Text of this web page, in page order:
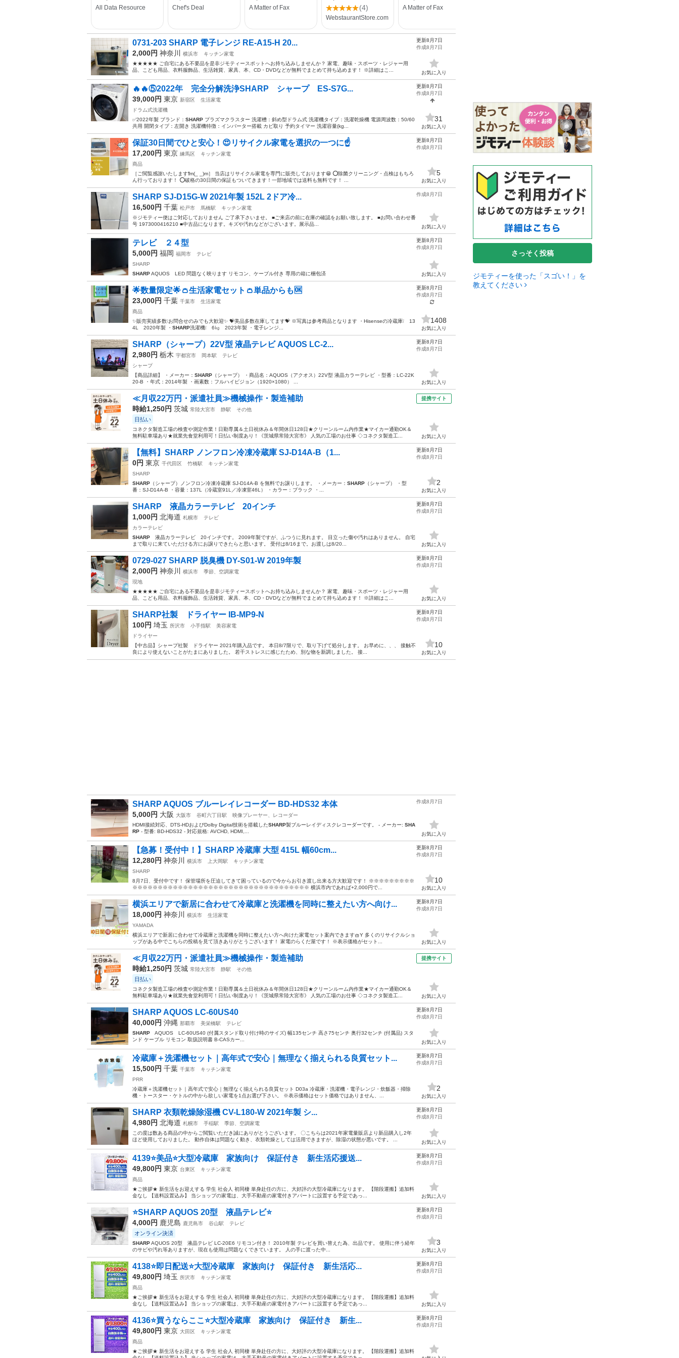
0731-203 SHARP 電子レンジ RE-A15-H 20...
2,000円 神奈川 横浜市
キッチン家電
★★★★★ ご自宅にある不要品を是非ジモティースポットへお持ち込みしませんか？ 家電、趣味・スポーツ・レジャー用
品、こども用品、衣料服飾品、生活雑貨、家具、本、CD・DVDなどが無料でまとめて持ち込めます！ ※詳細はこ...
更新8月7日
作成8月7日
お気に入り
🔥🔥⑤2022年 完全分解洗浄SHARP シャープ ES-S7G...
39,000円 東京 新宿区
生活家電
ドラム式洗濯機
✅2022年製 ブランド： SHARP プラズマクラスター 洗濯槽：斜め型ドラム式 洗濯機タイプ：洗濯乾燥機 電源周波数：50/60
共用 開閉タイプ：左開き 洗濯機特徴：インバーター搭載 カビ取り 予約タイマー 洗濯容量(kg...
更新8月7日
作成8月7日
31
お気に入り
保証30日間でひと安心！😍リサイクル家電を選択の一つに☝
17,200円 東京 練馬区
キッチン家電
商品
［ご閲覧感謝いたします❗m(_ _)m］ 当店はリサイクル家電を専門に販売しております😁 ⭕除菌クリーニング・点検はもちろ
ん行っております！ ⭕破格の30日間の保証もついてきます！一部地域では送料も無料です！ ...
更新8月7日
作成8月7日
5
お気に入り
SHARP SJ-D15G-W 2021年製 152L 2ドア冷...
16,500円 千葉 松戸市 馬橋駅
キッチン家電
※ジモティー便はご対応しておりません ご了承下さいませ。 ■ご来店の前に在庫の確認をお願い致します。 ■お問い合わせ番
号 1973000416210 ■中古品になります。キズや汚れなどがございます。展示品...
作成8月7日
お気に入り
テレビ ２４型
5,000円 福岡 福岡市
テレビ
SHARP
SHARPAQUOS LED 問題なく映ります リモコン、ケーブル付き 専用の箱に梱包済
更新8月7日
作成8月7日
お気に入り
🌟数量限定🌟👛生活家電セット👛単品からも🆗
23,000円 千葉 千葉市
生活家電
商品
✨販売実績多数❕お問合せのみでも大歓迎✨ 💝美品多数在庫してます💝 ※写真は参考商品となります ・Hisenseの冷蔵庫❕ 13
4L 2020年製 ・ SHARP洗濯機❕ 6㎏ 2023年製 ・電子レンジ...
更新8月7日
作成8月7日
1408
お気に入り
SHARP（シャープ）22V型 液晶テレビ AQUOS LC-2...
2,980円 栃木 宇都宮市 岡本駅
テレビ
シャープ
【商品詳細】 ・メーカー： SHARP （シャープ） ・商品名：AQUOS（アクオス）22V型 液晶カラーテレビ ・型番：LC-22K
20-B ・年式：2014年製 ・画素数：フルハイビジョン（1920×1080） ...
更新8月7日
作成8月7日
お気に入り
≪月収22万円・派遣社員≫機械操作・製造補助
時給1,250円 茨城 常陸大宮市 静駅 その他
日払い
コネクタ製造工場の検査や測定作業！日勤専属＆土日祝休み＆年間休日128日★クリーンルーム内作業★マイカー通勤OK＆
無料駐車場あり★就業先食堂利用可！日払い制度あり！《茨城県常陸大宮市》 人気の工場のお仕事 ◇コネクタ製造工...
提携サイト
お気に入り
【無料】SHARP ノンフロン冷凍冷蔵庫 SJ-D14A-B（1...
0円 東京 千代田区 竹橋駅
キッチン家電
SHARP
SHARP （シャープ）ノンフロン冷凍冷蔵庫 SJ-D14A-B を無料でお譲りします。 ・メーカー： SHARP （シャープ） ・型
番：SJ-D14A-B ・容量：137L（冷蔵室91L／冷凍室46L） ・カラー：ブラック ・...
更新8月7日
作成8月7日
2
お気に入り
SHARP 液晶カラーテレビ 20インチ
1,000円 北海道 札幌市
テレビ
カラーテレビ
SHARP 液晶カラーテレビ 20インチです。 2009年製ですが、ふつうに見れます。 目立った傷や汚れはありません。 自宅
まで取りに来ていただける方にお譲りできたらと思います。 受付は8/16まで。お渡しは8/20...
更新8月7日
作成8月7日
お気に入り
0729-027 SHARP 脱臭機 DY-S01-W 2019年製
2,000円 神奈川 横浜市
季節、空調家電
現地
★★★★★ ご自宅にある不要品を是非ジモティースポットへお持ち込みしませんか？ 家電、趣味・スポーツ・レジャー用
品、こども用品、衣料服飾品、生活雑貨、家具、本、CD・DVDなどが無料でまとめて持ち込めます！ ※詳細はこ...
更新8月7日
作成8月7日
お気に入り
SHARP社製 ドライヤー IB-MP9-N
100円 埼玉 所沢市 小手指駅
美容家電
ドライヤー
【中古品】シャープ社製 ドライヤー 2021年購入品です。 本日8/7限りで、取り下げて処分します。 お早めに、、、 接触不
良により使えないことがたまにありました。 若干ストレスに感じたため、別な物を新調しました。 接...
更新8月7日
作成8月7日
10
お気に入り
SHARP AQUOS ブルーレイレコーダー BD-HDS32 本体
5,000円 大阪 大阪市 谷町六丁目駅
映像プレーヤー、レコーダー
HDMI接続対応、DTS-HDおよびDolby Digital技術を搭載したSHARP製ブルーレイディスクレコーダーです。 - メーカー: SHA
RP - 型番: BD-HDS32 - 対応規格: AVCHD, HDMI,...
作成8月7日
お気に入り
【急募！受付中！】SHARP 冷蔵庫 大型 415L 幅60cm...
12,280円 神奈川 横浜市 上大岡駅
キッチン家電
SHARP
8月7日、受付中です！ 保管場所を圧迫してきて困っているので今からお引き渡し出来る方大歓迎です！ ※※※※※※※※※
※※※※※※※※※※※※※※※※※※※※※※※※※※※※※※※※※※※ 横浜市内であれば+2,000円で...
更新8月7日
作成8月7日
10
お気に入り
横浜エリアで新居に合わせて冷蔵庫と洗濯機を同時に整えたい方へ向け...
18,000円 神奈川 横浜市
生活家電
YAMADA
横浜エリアで新居に合わせて冷蔵庫と洗濯機を同時に整えたい方へ向けた家電セット案内できます🧺Y 多くのリサイクルショ
ップがある中でこちらの投稿を見て頂きありがとうございます！ 家電のらくだ屋です！ ※表示価格がセット...
更新8月7日
作成8月7日
お気に入り
≪月収22万円・派遣社員≫機械操作・製造補助
時給1,250円 茨城 常陸大宮市 静駅 その他
日払い
コネクタ製造工場の検査や測定作業！日勤専属＆土日祝休み＆年間休日128日★クリーンルーム内作業★マイカー通勤OK＆
無料駐車場あり★就業先食堂利用可！日払い制度あり！《茨城県常陸大宮市》 人気の工場のお仕事 ◇コネクタ製造工...
提携サイト
お気に入り
SHARP AQUOS LC-60US40
40,000円 沖縄 那覇市 美栄橋駅
テレビ
SHARP AQUOS LC-60US40 (付属スタンド取り付け時のサイズ) 幅135センチ 高さ75センチ 奥行32センチ (付属品) スタ
ンド ケーブル リモコン 取扱説明書 B-CASカー...
更新8月7日
作成8月7日
お気に入り
冷蔵庫＋洗濯機セット｜高年式で安心｜無理なく揃えられる良質セット...
15,500円 千葉 千葉市
キッチン家電
PRR
冷蔵庫＋洗濯機セット｜高年式で安心｜無理なく揃えられる良質セット D03a 冷蔵庫・洗濯機・電子レンジ・炊飯器・掃除
機・トースター・ケトルの中から欲しい家電を1点お選び下さい。 ※表示価格はセット価格ではありません、...
更新8月7日
作成8月7日
2
お気に入り
SHARP 衣類乾燥除湿機 CV-L180-W 2021年製 シ...
4,980円 北海道 札幌市 手稲駅
季節、空調家電
この度は数ある商品の中からご閲覧いただき誠にありがとうございます。 〇こちらは2021年家電量販店より新品購入し2年
ほど使用しておりました。 動作自体は問題なく動き、衣類乾燥としては活用できますが、除湿の状態が悪いです。 ...
更新8月7日
作成8月7日
お気に入り
4139⭐️美品⭐️大型冷蔵庫 家族向け 保証付き 新生活応援送...
49,800円 東京 台東区
キッチン家電
商品
★ご挨拶★ 新生活をお迎えする 学生 社会人 初同棲 単身赴任の方に、大好評の大型冷蔵庫になります。 【階段運搬】追加料
金なし 【送料設置込み】 当ショップの家電は、大手不動産の家電付きアパートに設置する予定であっ...
更新8月7日
作成8月7日
お気に入り
⭐️SHARP AQUOS 20型 液晶テレビ⭐️
4,000円 鹿児島 鹿児島市 谷山駅 テレビ
オンライン決済
SHARPAQUOS 20型 液晶テレビ LC-20E6 リモコン付き！ 2010年製 テレビを買い替えた為、出品です。 使用に伴う経年
のサビや汚れ等ありますが、現在も使用は問題なくできています。 人の手に渡った中...
更新8月7日
作成8月7日
3
お気に入り
4138⭐️即日配送⭐️大型冷蔵庫 家族向け 保証付き 新生活応...
49,800円 埼玉 所沢市
キッチン家電
商品
★ご挨拶★ 新生活をお迎えする 学生 社会人 初同棲 単身赴任の方に、大好評の大型冷蔵庫になります。 【階段運搬】追加料
金なし 【送料設置込み】 当ショップの家電は、大手不動産の家電付きアパートに設置する予定であっ...
更新8月7日
作成8月7日
お気に入り
4136⭐️買うならここ⭐️大型冷蔵庫 家族向け 保証付き 新生...
49,800円 東京 大田区
キッチン家電
商品
★ご挨拶★ 新生活をお迎えする 学生 社会人 初同棲 単身赴任の方に、大好評の大型冷蔵庫になります。 【階段運搬】追加料
更新8月7日
作成8月7日
さっそく投稿
ジモティーを使った「スゴい！」を
教えてください